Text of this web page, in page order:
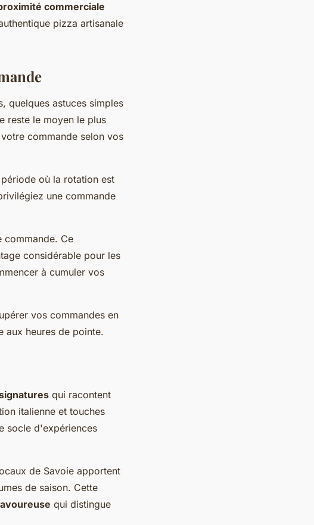
commerciale
pizza artisanale
quelques astuces simples
reste le moyen le plus
commande selon vos
où la rotation est
une commande
commande. Ce
considérable pour les
à cumuler vos
vos commandes en
aux heures de pointe.
qui racontent
italienne et touches
socle d'expériences
de Savoie apportent
de saison. Cette
qui distingue